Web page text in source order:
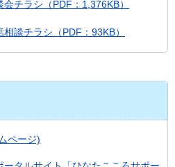
チラシ（PDF：1,376KB）
談チラシ（PDF：93KB）
ページ)